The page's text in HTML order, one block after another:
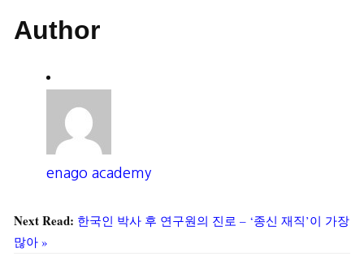
Author
enago academy
Next Read: 한국인 박사 후 연구원의 진로 – ‘종신 재직’이 가장
많아 »